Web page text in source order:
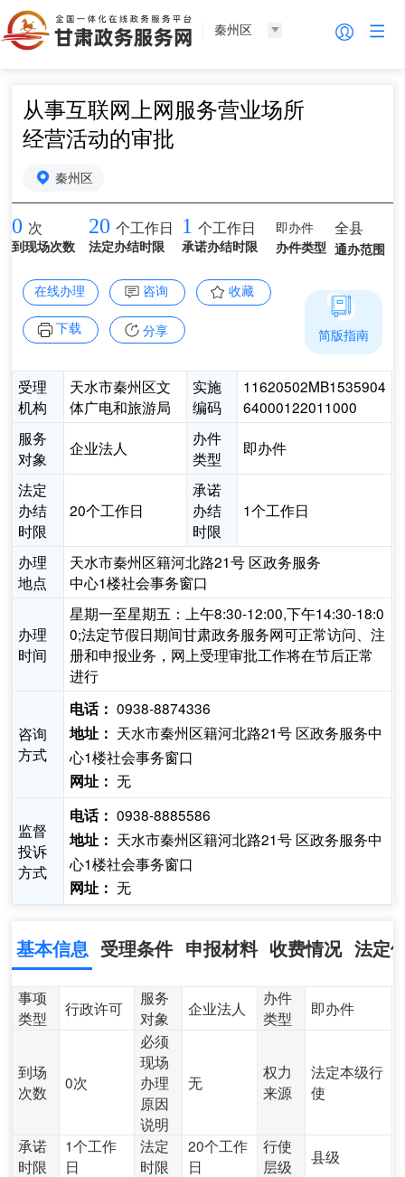
秦州区
从事互联网上网服务营业场所
经营活动的审批
秦州区
0 次
到现场次数
20 个工作日
法定办结时限
1 个工作日
承诺办结时限
即办件
办件类型
全县
通办范围
在线办理 咨询 收藏
下载 分享
受理
机构
天水市秦州区文
体广电和旅游局
实施
编码
11620502MB1535904
64000122011000
服务
对象
企业法人
办件
类型
即办件
法定
办结
时限
20个工作日
承诺
办结
时限
1个工作日
办理
地点
天水市秦州区籍河北路21号 区政务服务
中心1楼社会事务窗口
办理
时间
星期一至星期五：上午8:30-12:00,下午14:30-18:0
0;法定节假日期间甘肃政务服务网可正常访问、注
册和申报业务，网上受理审批工作将在节后正常
进行
咨询
方式
电话： 0938-8874336
地址： 天水市秦州区籍河北路21号 区政务服务中
心1楼社会事务窗口
网址： 无
监督
投诉
方式
电话： 0938-8885586
地址： 天水市秦州区籍河北路21号 区政务服务中
心1楼社会事务窗口
网址： 无
简版指南
基本信息 受理条件 申报材料 收费情况 法定
事项
类型
行政许可
服务
对象
企业法人
办件
类型
即办件
到场
次数
0次
必须
现场
办理
原因
说明
无
权力
来源
法定本级行
使
承诺
时限
1个工作
日
法定
时限
20个工作
日
行使
层级
县级